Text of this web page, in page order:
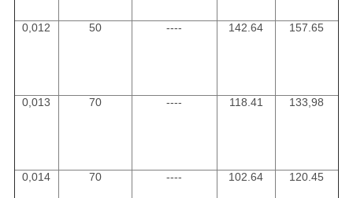
0,012 50 ---- 142.64 157.65
0,013 70 ---- 118.41 133,98
0,014 70 ---- 102.64 120.45